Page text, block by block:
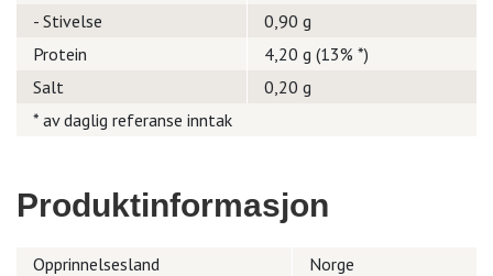
- Stivelse
0,90 g
Protein
4,20 g (13% *)
Salt
0,20 g
* av daglig referanse inntak
Produktinformasjon
Opprinnelsesland
Norge